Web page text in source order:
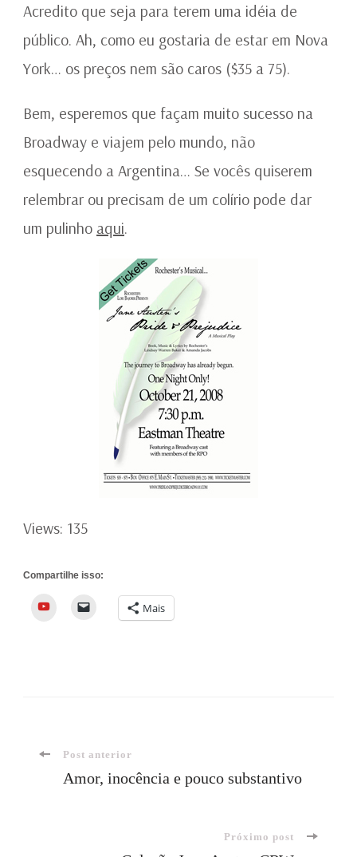
Acredito que seja para terem uma idéia de
público. Ah, como eu gostaria de estar em Nova
York… os preços nem são caros ($35 a 75).
Bem, esperemos que façam muito sucesso na
Broadway e viajem pelo mundo, não
esquecendo a Argentina… Se vocês quiserem
relembrar ou precisam de um colírio pode dar
um pulinho aqui.
Views: 135
Compartilhe isso:
YouTube Mais
Navegação
Post anterior
Amor, inocência e pouco substantivo
Próximo post